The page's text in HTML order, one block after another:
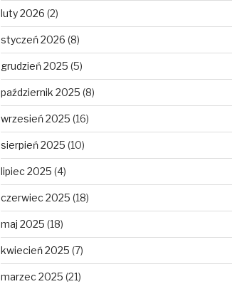
luty 2026 (2)
styczeń 2026 (8)
grudzień 2025 (5)
październik 2025 (8)
wrzesień 2025 (16)
sierpień 2025 (10)
lipiec 2025 (4)
czerwiec 2025 (18)
maj 2025 (18)
kwiecień 2025 (7)
marzec 2025 (21)